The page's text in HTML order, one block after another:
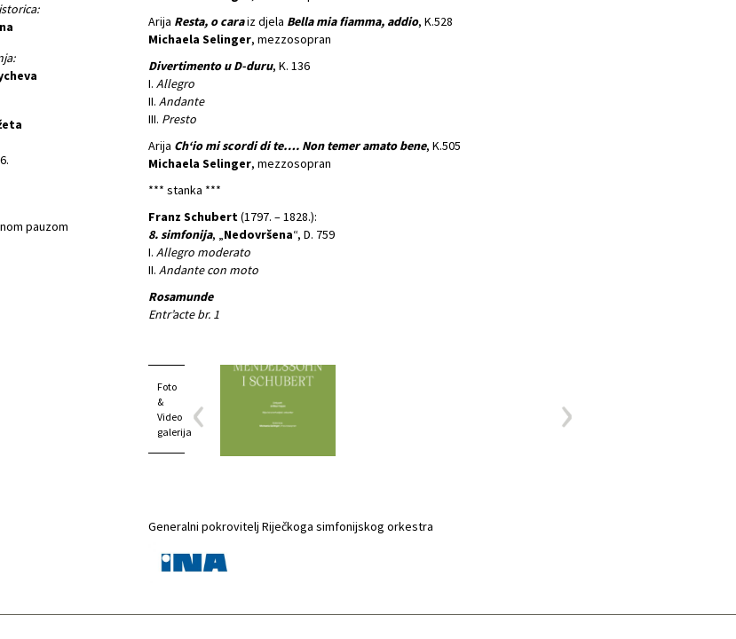
pauzom
Arija Resta, o caraiz djela Bella mia fiamma, addio, K.528
Michaela Selinger, mezzosopran
Divertimento u D-duru, K. 136
I. Allegro
II. Andante
III. Presto
Arija Ch‘io mi scordi di te…. Non temer amato bene, K.505
Michaela Selinger, mezzosopran
*** stanka ***
Franz Schubert(1797. – 1828.):
8. simfonija, „Nedovršena“, D. 759
I. Allegro moderato
II. Andante con moto
Rosamunde
Entr’acte br. 1
Foto
&
Video
galerija
Generalni pokrovitelj Riječkoga simfonijskog orkestra